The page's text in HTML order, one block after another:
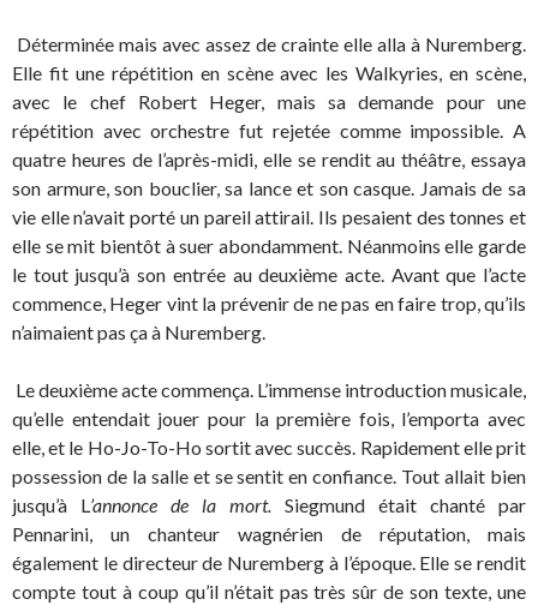
Déterminée mais avec assez de crainte elle alla à Nuremberg.
Elle fit une répétition en scène avec les Walkyries, en scène,
avec le chef Robert Heger, mais sa demande pour une
répétition avec orchestre fut rejetée comme impossible. A
quatre heures de l’après-midi, elle se rendit au théâtre, essaya
son armure, son bouclier, sa lance et son casque. Jamais de sa
vie elle n’avait porté un pareil attirail. Ils pesaient des tonnes et
elle se mit bientôt à suer abondamment. Néanmoins elle garde
le tout jusqu’à son entrée au deuxième acte. Avant que l’acte
commence, Heger vint la prévenir de ne pas en faire trop, qu’ils
n’aimaient pas ça à Nuremberg.
Le deuxième acte commença. L’immense introduction musicale,
qu’elle entendait jouer pour la première fois, l’emporta avec
elle, et le Ho-Jo-To-Ho sortit avec succès. Rapidement elle prit
possession de la salle et se sentit en confiance. Tout allait bien
jusqu’à L’annonce de la mort. Siegmund était chanté par
Pennarini, un chanteur wagnérien de réputation, mais
également le directeur de Nuremberg à l’époque. Elle se rendit
compte tout à coup qu’il n’était pas très sûr de son texte, une